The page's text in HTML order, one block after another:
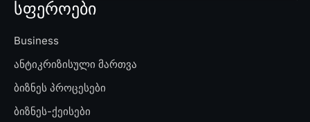
სფეროები
Business
ანტიკრიზისული მართვა
ბიზნეს პროცესები
ბიზნეს-ქეისები